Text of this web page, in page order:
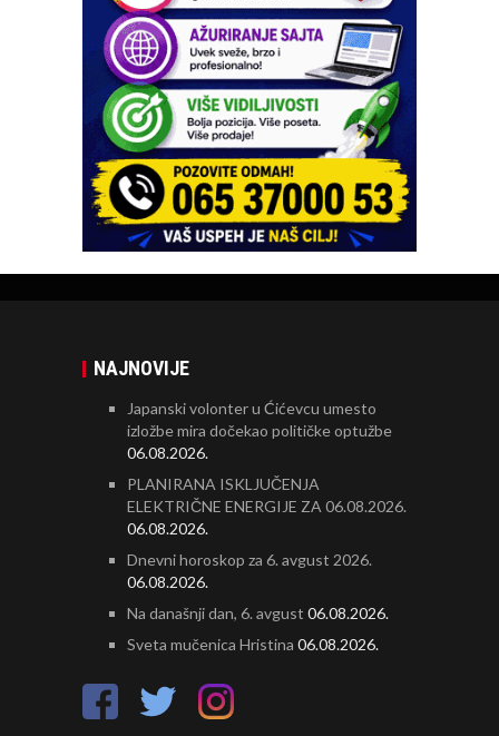
NAJNOVIJE
Japanski volonter u Ćićevcu umesto
izložbe mira dočekao političke optužbe
06.08.2026.
PLANIRANA ISKLJUČENJA
ELEKTRIČNE ENERGIJE ZA 06.08.2026.
06.08.2026.
Dnevni horoskop za 6. avgust 2026.
06.08.2026.
Na današnji dan, 6. avgust 06.08.2026.
Sveta mučenica Hristina 06.08.2026.